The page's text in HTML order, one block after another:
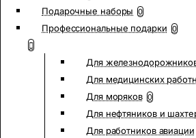
Подарочные наборы 0
Профессиональные подарки 0
Для
Для медицинских
Для моряков 0
Для нефтяников и
Для работников авиации